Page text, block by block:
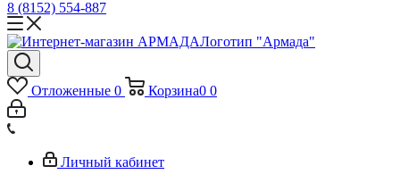
8 (8152) 554-887
Логотип "Армада"
Отложенные 0 Корзина0 0
Личный кабинет